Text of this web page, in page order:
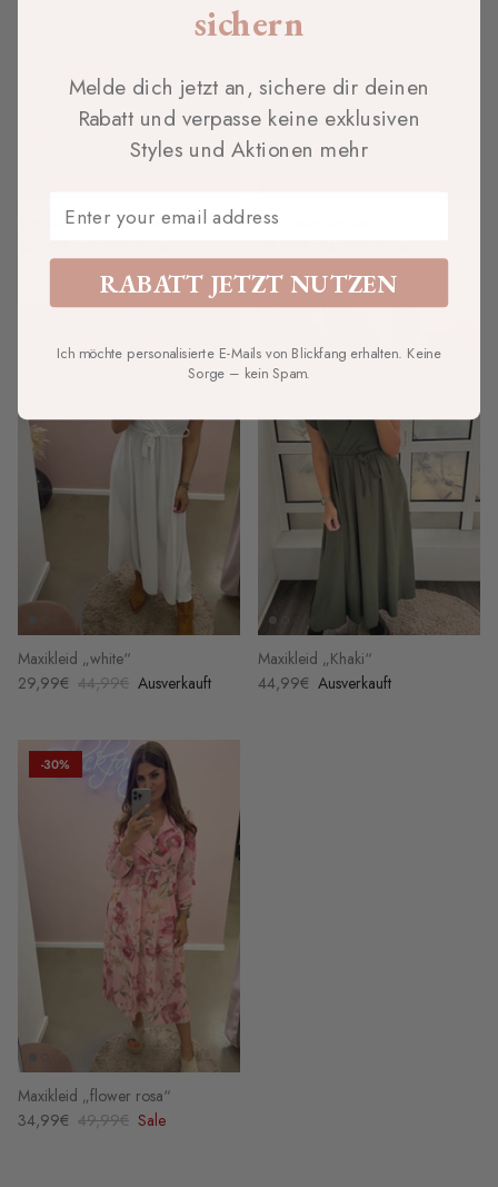
Maxikleid „blue flower“
Kleid zum binden
Maxikleid „white“
29,99€ 44,99€ Ausverkauft
Maxikleid „Khaki“
44,99€ Ausverkauft
-30%
Maxikleid „flower rosa“
34,99€ 49,99€ Sale
sichern
Melde dich jetzt an, sichere dir deinen
Rabatt und verpasse keine exklusiven
Styles und Aktionen mehr
Email
RABATT JETZT NUTZEN
Ich möchte personalisierte E-Mails von Blickfang erhalten. Keine
Sorge – kein Spam.